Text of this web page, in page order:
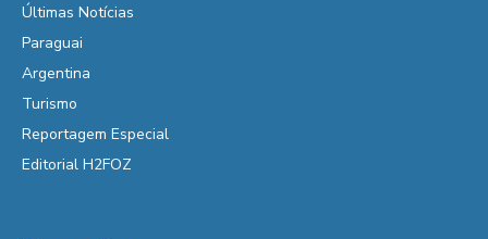
Últimas Notícias
Paraguai
Argentina
Turismo
Reportagem Especial
Editorial H2FOZ